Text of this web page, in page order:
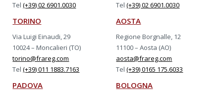
Tel(+39) 02 6901.0030
Tel(+39) 02 6901.0030
TORINO
Via Luigi Einaudi, 29
10024 – Moncalieri (TO)
torino@frareg.com
Tel(+39) 011 1883.7163
AOSTA
Regione Borgnalle, 12
11100 – Aosta (AO)
aosta@frareg.com
Tel(+39) 0165 175.6033
PADOVA BOLOGNA